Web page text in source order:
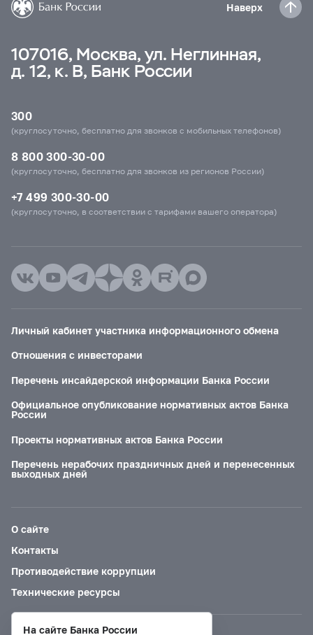
Наверх
107016, Москва, ул. Неглинная,
д. 12, к. В, Банк России
300
(круглосуточно, бесплатно для звонков с мобильных телефонов)
8 800 300-30-00
(круглосуточно, бесплатно для звонков из регионов России)
+7 499 300-30-00
(круглосуточно, в соответствии с тарифами вашего оператора)
Личный кабинет участника информационного обмена
Отношения с инвесторами
Перечень инсайдерской информации Банка России
Официальное опубликование нормативных актов Банка
России
Проекты нормативных актов Банка России
Перечень нерабочих праздничных дней и перенесенных
выходных дней
О сайте
Контакты
Противодействие коррупции
Технические ресурсы
На сайте Банка России